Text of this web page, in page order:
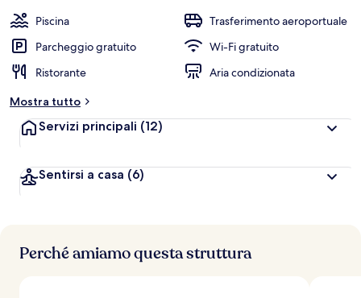
Piscina
Trasferimento aeroportuale
Parcheggio gratuito
Wi-Fi gratuito
Ristorante
Aria condizionata
Mostra tutto
Servizi principali (12)
Sentirsi a casa (6)
Perché amiamo questa struttura